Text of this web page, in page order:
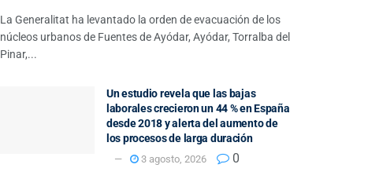
La Generalitat ha levantado la orden de evacuación de los
núcleos urbanos de Fuentes de Ayódar, Ayódar, Torralba del
Pinar,...
Un estudio revela que las bajas
laborales crecieron un 44 % en España
desde 2018 y alerta del aumento de
los procesos de larga duración
3 agosto, 2026 0